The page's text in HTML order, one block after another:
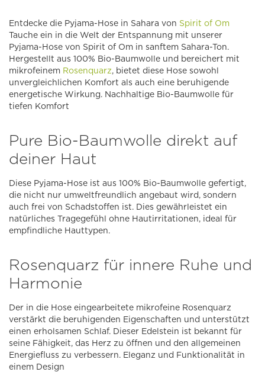
Entdecke die Pyjama-Hose in Sahara von Spirit of Om
Tauche ein in die Welt der Entspannung mit unserer
Pyjama-Hose von Spirit of Om in sanftem Sahara-Ton.
Hergestellt aus 100% Bio-Baumwolle und bereichert mit
mikrofeinem Rosenquarz, bietet diese Hose sowohl
unvergleichlichen Komfort als auch eine beruhigende
energetische Wirkung. Nachhaltige Bio-Baumwolle für
tiefen Komfort
Pure Bio-Baumwolle direkt auf
deiner Haut
Diese Pyjama-Hose ist aus 100% Bio-Baumwolle gefertigt,
die nicht nur umweltfreundlich angebaut wird, sondern
auch frei von Schadstoffen ist. Dies gewährleistet ein
natürliches Tragegefühl ohne Hautirritationen, ideal für
empfindliche Hauttypen.
Rosenquarz für innere Ruhe und
Harmonie
Der in die Hose eingearbeitete mikrofeine Rosenquarz
verstärkt die beruhigenden Eigenschaften und unterstützt
einen erholsamen Schlaf. Dieser Edelstein ist bekannt für
seine Fähigkeit, das Herz zu öffnen und den allgemeinen
Energiefluss zu verbessern. Eleganz und Funktionalität in
einem Design